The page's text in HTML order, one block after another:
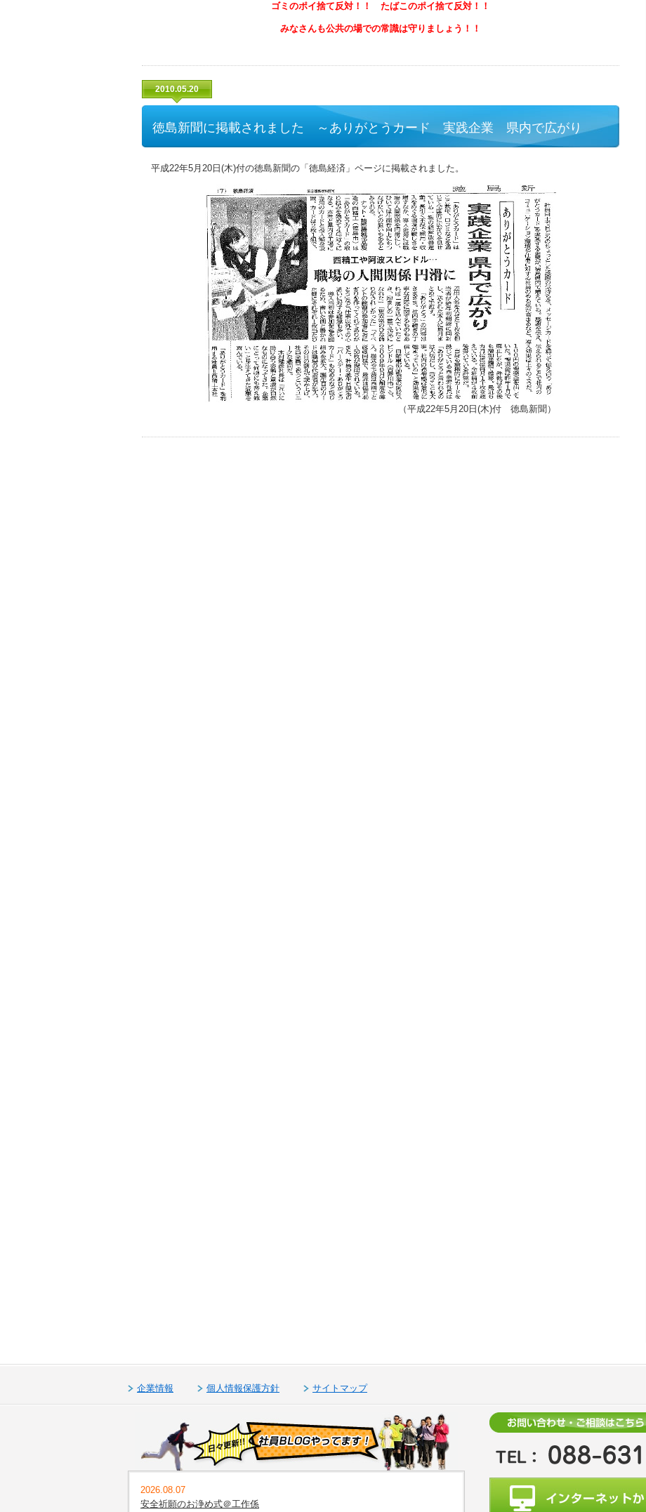
ゴミのポイ捨て反対！！ たばこのポイ捨て反対！！
みなさんも公共の場での常識は守りましょう！！
2010.05.20
徳島新聞に掲載されました ～ありがとうカード 実践企業 県内で広がり
平成22年5月20日(木)付の徳島新聞の「徳島経済」ページに掲載されました。
（平成22年5月20日(木)付 徳島新聞）
企業情報 個人情報保護方針 サイトマップ
2026.08.07
安全祈願のお浄め式＠工作係